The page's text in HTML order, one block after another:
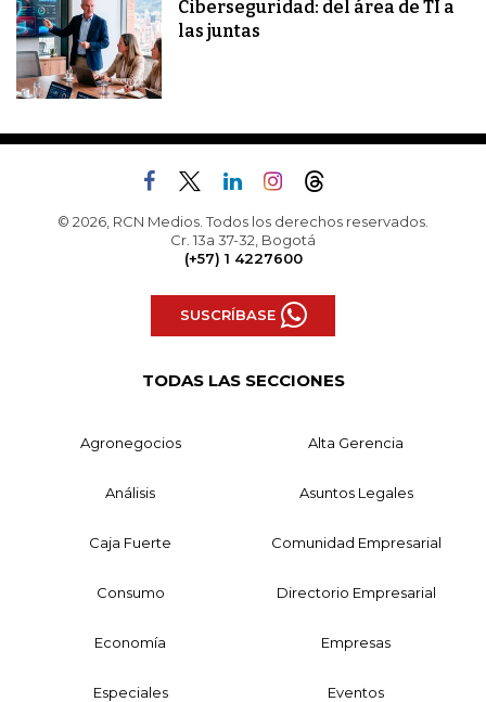
Ciberseguridad: del área de TI a
las juntas
© 2026, RCN Medios. Todos los derechos reservados.
Cr. 13a 37-32, Bogotá
(+57) 1 4227600
SUSCRÍBASE
TODAS LAS SECCIONES
Agronegocios Alta Gerencia
Análisis Asuntos Legales
Caja Fuerte Comunidad Empresarial
Consumo Directorio Empresarial
Economía Empresas
Especiales Eventos